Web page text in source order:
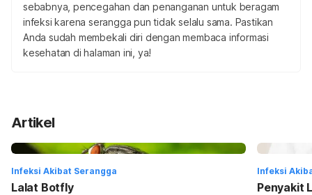
sebabnya, pencegahan dan penanganan untuk beragam
infeksi karena serangga pun tidak selalu sama. Pastikan
Anda sudah membekali diri dengan membaca informasi
kesehatan di halaman ini, ya!
Artikel
Infeksi Akibat Serangga
Lalat Botfly
Infeksi
Penyakit